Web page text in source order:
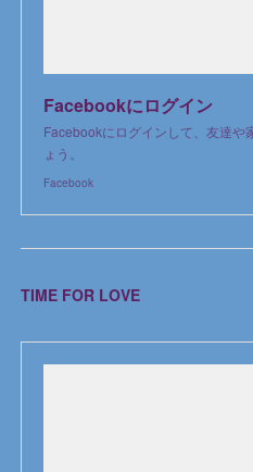
Facebookにログイン
Facebookにログインして、友達や
ょう。
Facebook
TIME FOR LOVE